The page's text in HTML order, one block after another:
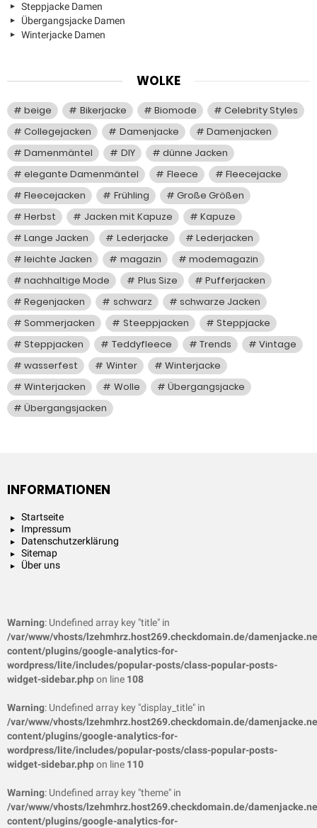
Steppjacke Damen
Übergangsjacke Damen
Winterjacke Damen
WOLKE
beige Bikerjacke Biomode
Celebrity Styles
Collegejacken
Damenjacke
Damenjacken
Damenmäntel
DIY
dünne Jacken
elegante Damenmäntel
Fleece
Fleecejacke
Fleecejacken
Frühling
Große Größen
Herbst
Jacken mit Kapuze
Kapuze
Lange Jacken
Lederjacke
Lederjacken
leichte Jacken
magazin
modemagazin
nachhaltige Mode
Plus Size
Pufferjacken
Regenjacken
schwarz
schwarze Jacken
Sommerjacken
Steeppjacken
Steppjacke
Steppjacken
Teddyfleece Trends
Vintage
wasserfest
Winter
Winterjacke
Winterjacken
Wolle
Übergangsjacke
Übergangsjacken
INFORMATIONEN
Startseite
Impressum
Datenschutzerklärung
Sitemap
Über uns
Warning: Undefined array key "title" in
/var/www/vhosts/lzehmhrz.host269.checkdomain.de/
content/plugins/google-analytics-for-
wordpress/lite/includes/popular-posts/class-popular-posts-
widget-sidebar.phpon line 108
Warning: Undefined array key "display_title" in
/var/www/vhosts/lzehmhrz.host269.checkdomain.de/
content/plugins/google-analytics-for-
wordpress/lite/includes/popular-posts/class-popular-posts-
widget-sidebar.phpon line 110
Warning: Undefined array key "theme" in
/var/www/vhosts/lzehmhrz.host269.checkdomain.de/
content/plugins/google-analytics-for-